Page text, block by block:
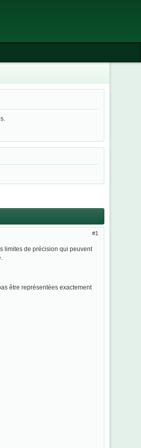
1
limites de précision qui peuvent
être représentées exactement